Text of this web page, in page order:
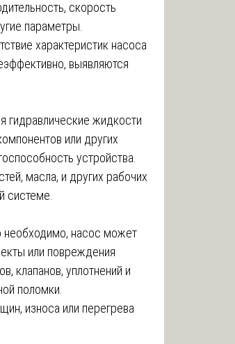
скорость
параметры.
характеристик насоса
выявляются
гидравлические жидкости
или других
устройства.
масла, и других рабочих
системе.
необходимо, насос может
или повреждения
клапанов, уплотнений и
поломки.
износа или перегрева